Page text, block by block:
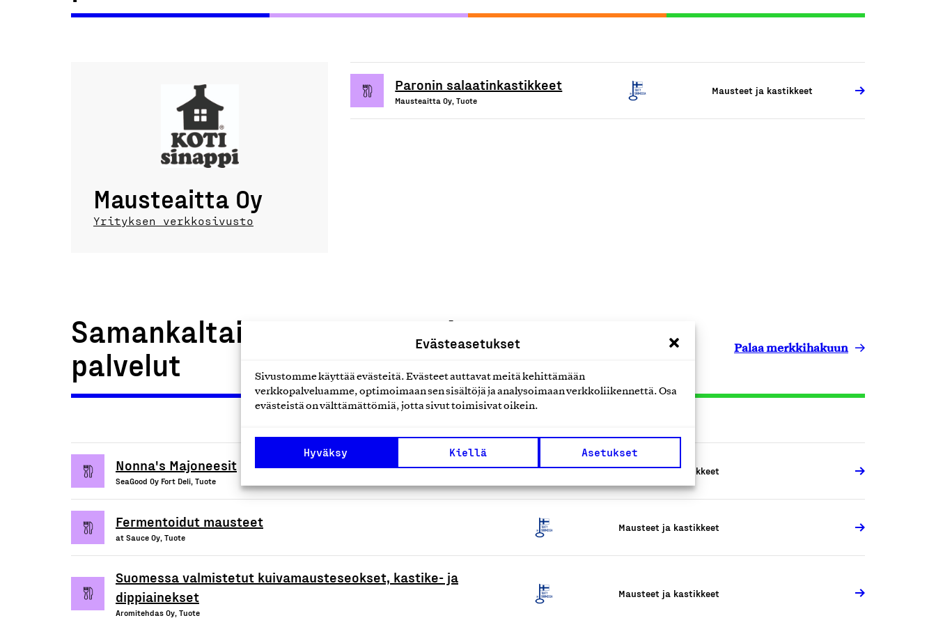
Evästeasetukset
Sivustomme käyttää evästeitä. Evästeet auttavat meitä kehittämään
verkkopalveluamme, optimoimaan sen sisältöjä ja analysoimaan verkkoliikennettä. Osa
evästeistä on välttämättömiä, jotta sivut toimisivat oikein.
Hyväksy Kiellä Asetukset
Mausteaitta Oy
Yrityksen verkkosivusto
Paronin salaatinkastikkeet
Mausteaitta Oy, Tuote
Mausteet ja kastikkeet
Samankaltaiset tuotteet tai
palvelut
Palaa merkkihakuun
Nonna's Majoneesit
SeaGood Oy Fort Deli, Tuote
Mausteet ja kastikkeet
Fermentoidut mausteet
at Sauce Oy, Tuote
Mausteet ja kastikkeet
Suomessa valmistetut kuivamausteseokset, kastike- ja
dippiainekset
Aromitehdas Oy, Tuote
Mausteet ja kastikkeet